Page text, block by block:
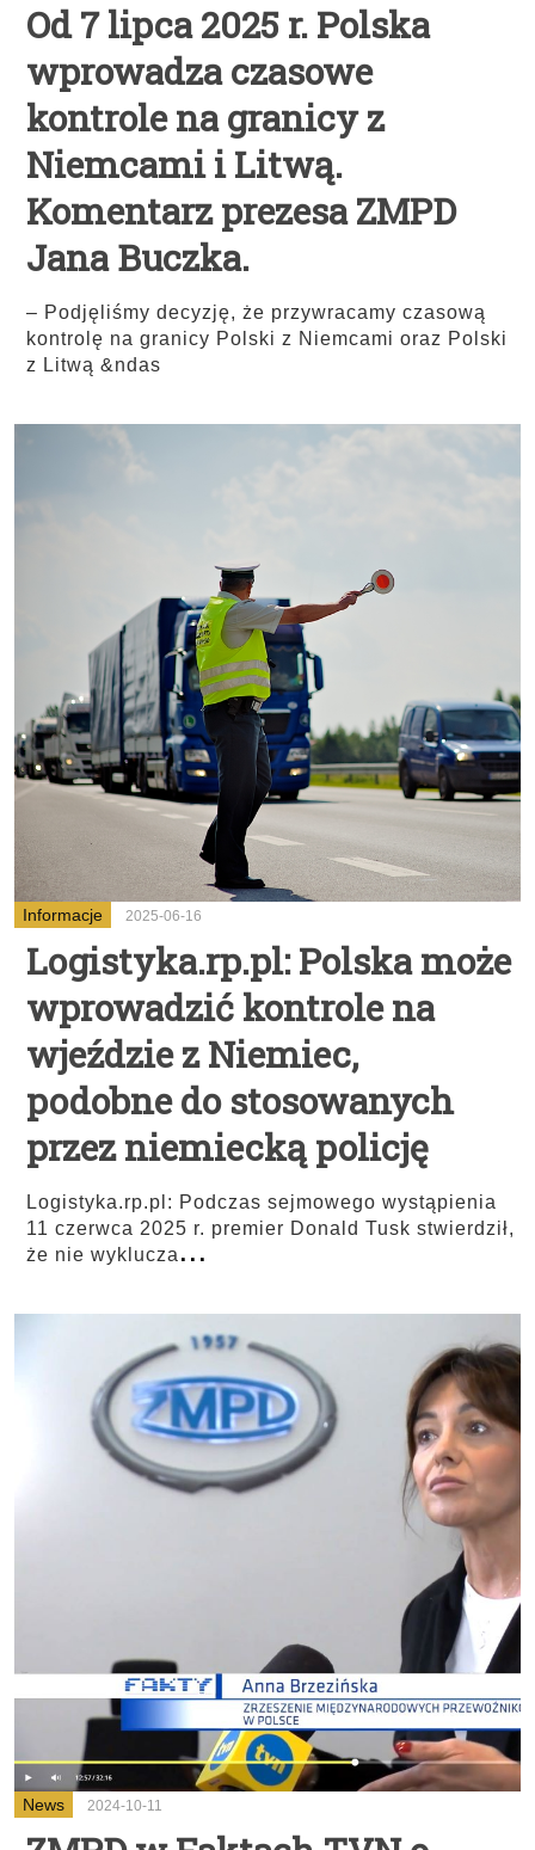
Od 7 lipca 2025 r. Polska
wprowadza czasowe
kontrole na granicy z
Niemcami i Litwą.
Komentarz prezesa ZMPD
Jana Buczka.
– Podjęliśmy decyzję, że przywracamy czasową
kontrolę na granicy Polski z Niemcami oraz Polski
z Litwą &ndas
Informacje 2025-06-16
Logistyka.rp.pl: Polska może
wprowadzić kontrole na
wjeździe z Niemiec,
podobne do stosowanych
przez niemiecką policję
Logistyka.rp.pl: Podczas sejmowego wystąpienia
11 czerwca 2025 r. premier Donald Tusk stwierdził,
że nie wyklucza...
News 2024-10-11